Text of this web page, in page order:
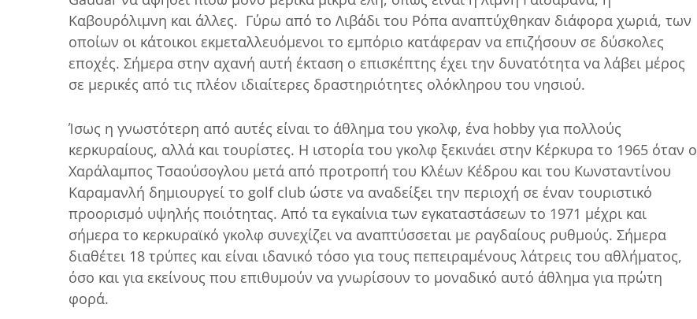
Καβουρόλιμνη και άλλες. Γύρω από το Λιβάδι του Ρόπα αναπτύχθηκαν διάφορα χωριά, των
οποίων οι κάτοικοι εκμεταλλευόμενοι το εμπόριο κατάφεραν να επιζήσουν σε δύσκολες
εποχές. Σήμερα στην αχανή αυτή έκταση ο επισκέπτης έχει την δυνατότητα να λάβει μέρος
σε μερικές από τις πλέον ιδιαίτερες δραστηριότητες ολόκληρου του νησιού.
Ίσως η γνωστότερη από αυτές είναι το άθλημα του γκολφ, ένα hobby για πολλούς
κερκυραίους, αλλά και τουρίστες. Η ιστορία του γκολφ ξεκινάει στην Κέρκυρα το 1965 όταν ο
Χαράλαμπος Τσαούσογλου μετά από προτροπή του Κλέων Κέδρου και του Κωνσταντίνου
Καραμανλή δημιουργεί το golf club ώστε να αναδείξει την περιοχή σε έναν τουριστικό
προορισμό υψηλής ποιότητας. Από τα εγκαίνια των εγκαταστάσεων το 1971 μέχρι και
σήμερα το κερκυραϊκό γκολφ συνεχίζει να αναπτύσσεται με ραγδαίους ρυθμούς. Σήμερα
διαθέτει 18 τρύπες και είναι ιδανικό τόσο για τους πεπειραμένους λάτρεις του αθλήματος,
όσο και για εκείνους που επιθυμούν να γνωρίσουν το μοναδικό αυτό άθλημα για πρώτη
φορά.